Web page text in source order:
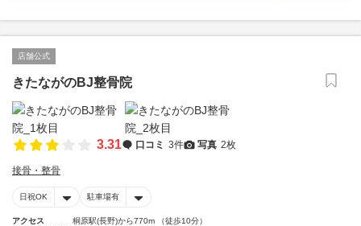
店舗公式
きたながのBJ整骨院
3.31 口コミ 3件 写真 2枚
接骨・整骨
日祝OK 駐車場有
アクセス
桐原駅(長野)から770m （徒歩10分）